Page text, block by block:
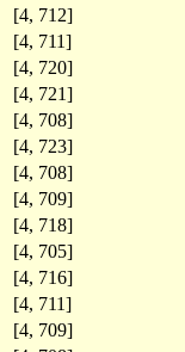
[4, 712]
[4, 711]
[4, 720]
[4, 721]
[4, 708]
[4, 723]
[4, 708]
[4, 709]
[4, 718]
[4, 705]
[4, 716]
[4, 711]
[4, 709]